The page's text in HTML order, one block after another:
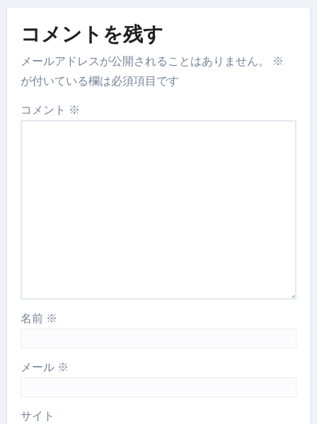
コメントを残す
メールアドレスが公開されることはありません。
※
が付いている欄は必須項目です
コメント ※
名前 ※
メール ※
サイト